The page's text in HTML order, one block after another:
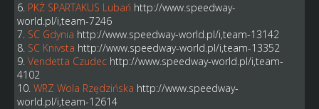
6. PKŻ SPARTAKUS Lubań http://www.speedway-
world.pl/i,team-7246
7. SC Gdynia http://www.speedway-world.pl/i,team-13142
8. SC Knivsta http://www.speedway-world.pl/i,team-13352
9. Vendetta Czudec http://www.speedway-world.pl/i,team-
4102
10. WRZ Wola Rzędzińska http://www.speedway-
world.pl/i,team-12614